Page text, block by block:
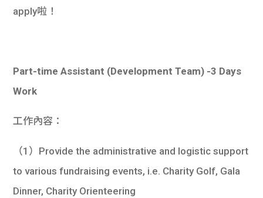
apply啦！
Part-time Assistant (Development Team) -3 Days
Work
工作內容：
（1）Provide the administrative and logistic support
to various fundraising events, i.e. Charity Golf, Gala
Dinner, Charity Orienteering